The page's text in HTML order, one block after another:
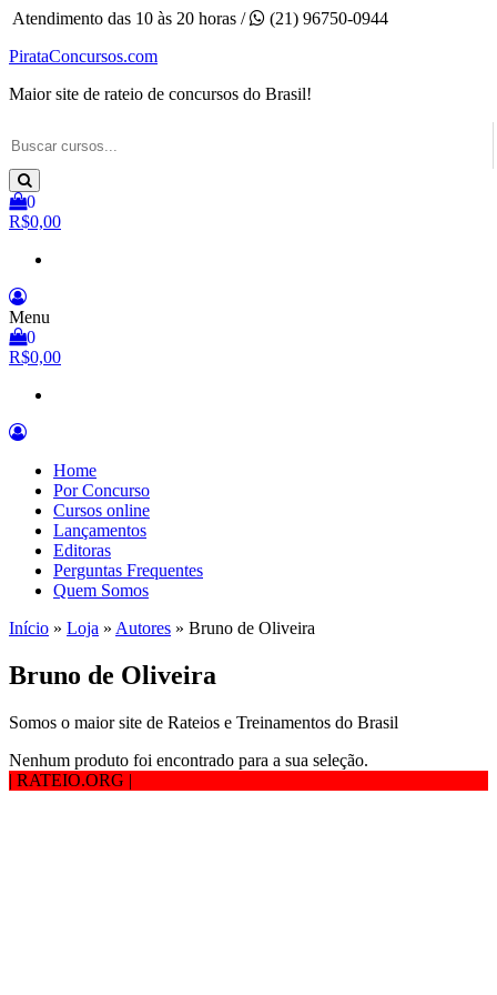
Pular
o
Atendimento das 10 às 20 horas /
(21) 96750-0944
PirataConcursos.com
Maior site de rateio de concursos do Brasil!
0
R$0,00
Menu
0
R$0,00
Home
Por Concurso
Cursos online
Lançamentos
Editoras
Perguntas Frequentes
Quem Somos
Início » Loja » Autores » Bruno de Oliveira
Bruno de Oliveira
Somos o maior site de Rateios e Treinamentos do Brasil
Nenhum produto foi encontrado para a sua seleção.
| RATEIO.ORG |